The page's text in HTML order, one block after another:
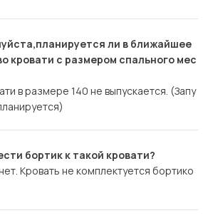
ли в ближайшее
кровати с размером спального мес
в размере 140 не выпускается. (Запу
бортик к такой кровати?
Кровать не комплектуется бортико